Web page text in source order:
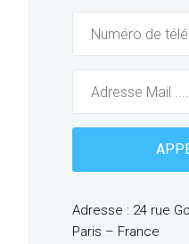
Adresse : 24 rue
Paris – France